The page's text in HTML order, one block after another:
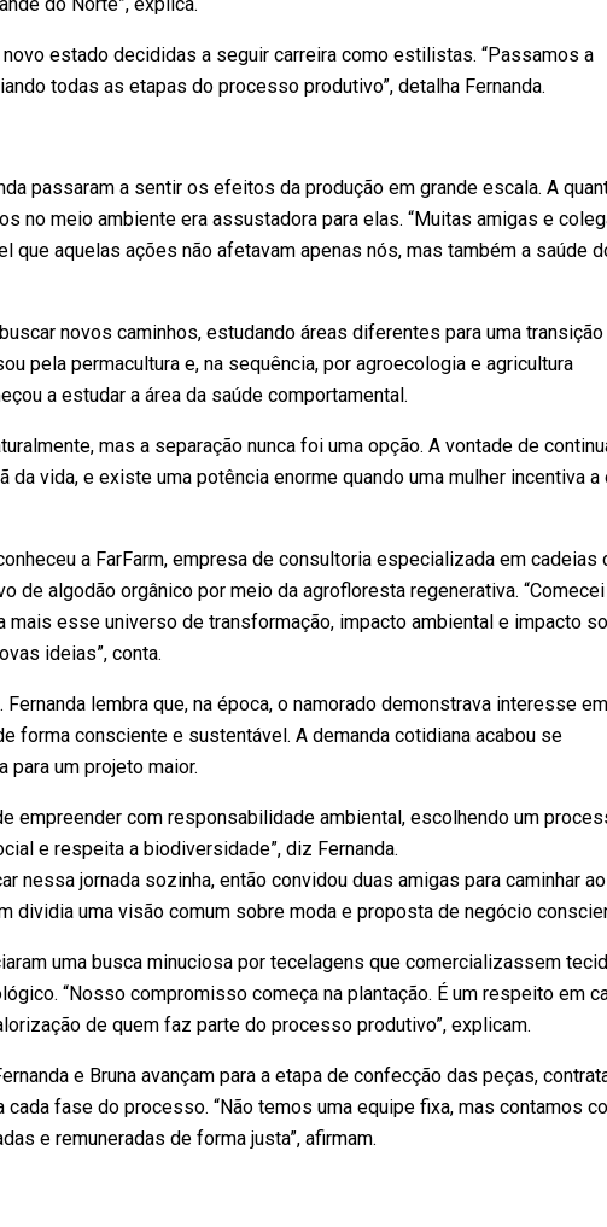
estado decididas a seguir carreira como estilistas. “Passamos a
todas as etapas do processo produtivo”, detalha Fernanda.
passaram a sentir os efeitos da produção em grande escala. A
no meio ambiente era assustadora para elas. “Muitas amigas e
que aquelas ações não afetavam apenas nós, mas também a saúde
novos caminhos, estudando áreas diferentes para uma transição
pela permacultura e, na sequência, por agroecologia e agricultura
a estudar a área da saúde comportamental.
mas a separação nunca foi uma opção. A vontade de
da vida, e existe uma potência enorme quando uma mulher incentiva a
a FarFarm, empresa de consultoria especializada em cadeias
de algodão orgânico por meio da agrofloresta regenerativa.
mais esse universo de transformação, impacto ambiental e impacto
ideias”, conta.
lembra que, na época, o namorado demonstrava interesse em
forma consciente e sustentável. A demanda cotidiana acabou se
para um projeto maior.
empreender com responsabilidade ambiental, escolhendo um
e respeita a biodiversidade”, diz Fernanda.
nessa jornada sozinha, então convidou duas amigas para caminhar
dividia uma visão comum sobre moda e proposta de negócio
uma busca minuciosa por tecelagens que comercializassem
“Nosso compromisso começa na plantação. É um respeito em
de quem faz parte do processo produtivo”, explicam.
e Bruna avançam para a etapa de confecção das peças,
fase do processo. “Não temos uma equipe fixa, mas contamos
e remuneradas de forma justa”, afirmam.